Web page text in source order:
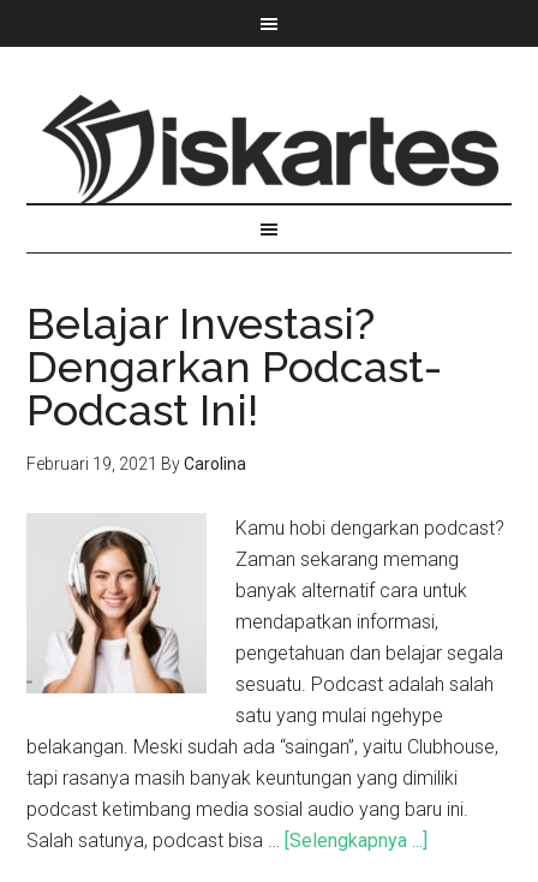
Belajar Investasi?
Dengarkan Podcast-
Podcast Ini!
Februari 19, 2021 ByCarolina
Kamu hobi dengarkan podcast?
Zaman sekarang memang
banyak alternatif cara untuk
mendapatkan informasi,
pengetahuan dan belajar segala
sesuatu. Podcast adalah salah
satu yang mulai ngehype
belakangan. Meski sudah ada “saingan”, yaitu Clubhouse,
tapi rasanya masih banyak keuntungan yang dimiliki
podcast ketimbang media sosial audio yang baru ini.
Salah satunya, podcast bisa … [Selengkapnya ...]